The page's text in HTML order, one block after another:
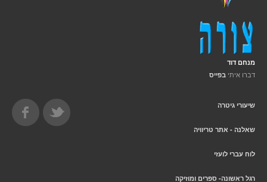
מנחם דוד
דברו איתי בפייס
שיעורי גיטרה
שאלנה - אתר טריוויה
לוח עברי לועזי
רגל ראשונה- ספרים ומוזיקה